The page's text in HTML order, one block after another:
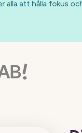
alla att hålla fokus